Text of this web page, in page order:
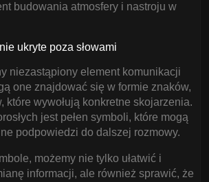
budowania atmosfery i nastroju w
ukryte poza słowami
niezastąpiony element komunikacji
one znajdować się w formie znaków,
które wywołują konkretne skojarzenia.
jest pełen symboli, które mogą
podpowiedzi do dalszej rozmowy.
możemy nie tylko ułatwić i
informacji, ale również sprawić, że